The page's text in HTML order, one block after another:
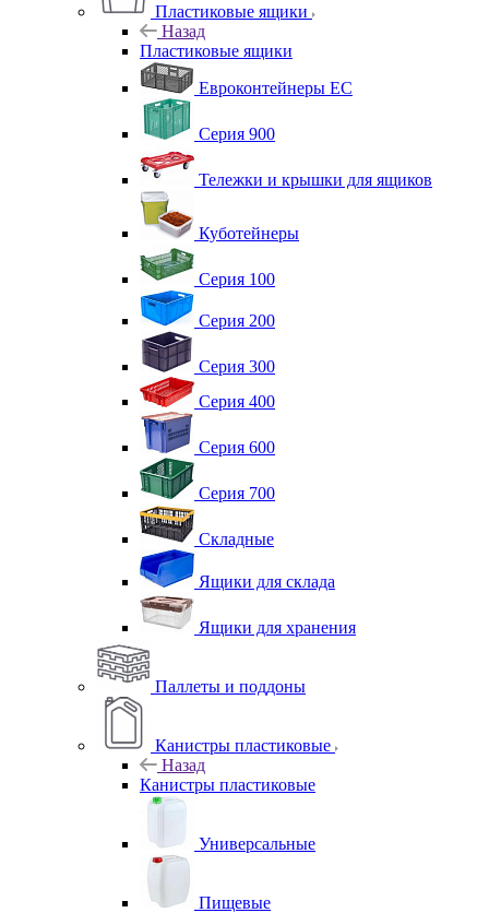
Пластиковые ящики
Назад
Пластиковые ящики
Евроконтейнеры ЕС
Серия 900
Тележки и крышки для ящиков
Куботейнеры
Серия 100
Серия 200
Серия 300
Серия 400
Серия 600
Серия 700
Складные
Ящики для склада
Ящики для хранения
Паллеты и поддоны
Канистры пластиковые
Назад
Канистры пластиковые
Универсальные
Пищевые